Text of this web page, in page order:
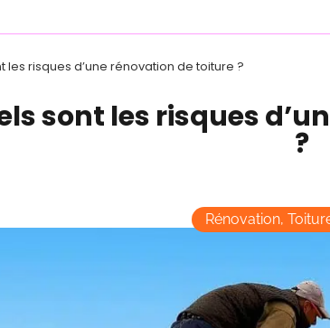
les risques d’une rénovation de toiture ?
sont les risques
?
Rénovation,